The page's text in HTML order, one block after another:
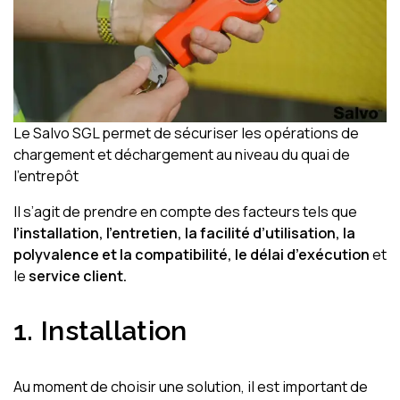
Le Salvo SGL permet de sécuriser les opérations de
chargement et déchargement au niveau du quai de
l’entrepôt
Il s’agit de prendre en compte des facteurs tels que
l’installation, l’entretien, la facilité d’utilisation, la
polyvalence et la compatibilité, le délai d’exécutionet
leservice client.
1. Installation
Au moment de choisir une solution, il est important de